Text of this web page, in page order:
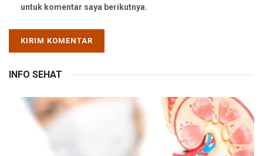
untuk komentar saya berikutnya.
INFO SEHAT